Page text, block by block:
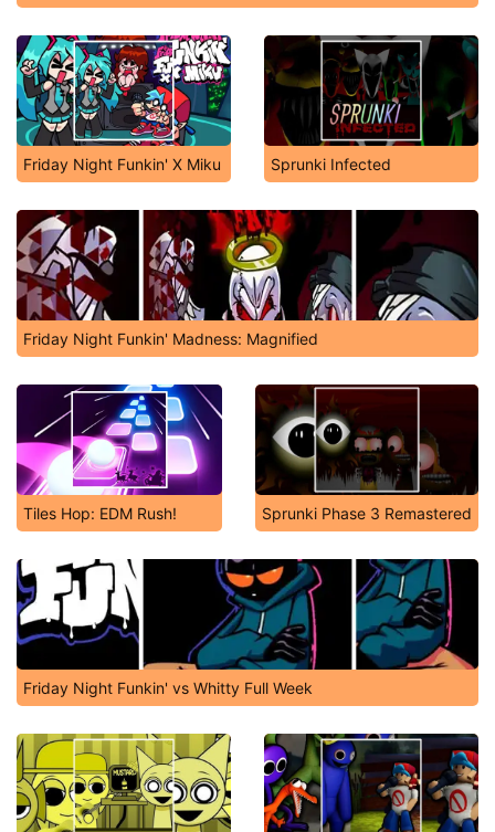
Friday Night Funkin' X Miku Sprunki Infected
Friday Night Funkin' Madness: Magnified
Tiles Hop: EDM Rush! Sprunki Phase 3 Remastered
Friday Night Funkin' vs Whitty Full Week